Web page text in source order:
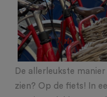
De allerleukste
zien? Op de fiets! In